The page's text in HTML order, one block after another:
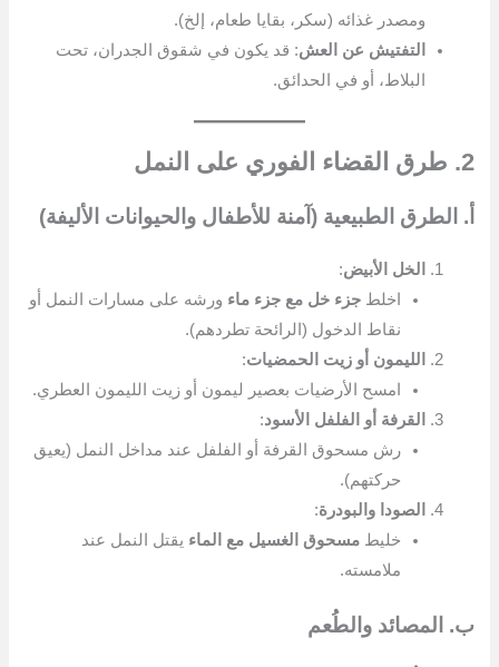
ومصدر غذائه (سكر، بقايا طعام، إلخ).
التفتيش عن العش: قد يكون في شقوق الجدران، تحت
البلاط، أو في الحدائق.
2. طرق القضاء الفوري على النمل
أ. الطرق الطبيعية (آمنة للأطفال والحيوانات الأليفة)
الخل الأبيض:
اخلطجزء خل مع جزء ماء ورشه على مسارات النمل أو
نقاط الدخول (الرائحة تطردهم).
الليمون أو زيت الحمضيات:
امسح الأرضيات بعصير ليمون أو زيت الليمون العطري.
القرفة أو الفلفل الأسود:
رش مسحوق القرفة أو الفلفل عند مداخل النمل (يعيق
حركتهم).
الصودا والبودرة:
خليطمسحوق الغسيل مع الماء يقتل النمل عند
ملامسته.
ب. المصائد والطُعم